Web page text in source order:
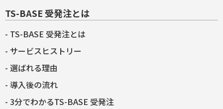
TS-BASE 受発注とは
TS-BASE 受発注とは
サービスヒストリー
選ばれる理由
導入後の流れ
3分でわかるTS-BASE 受発注